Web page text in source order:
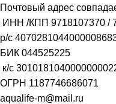
Почтовый адрес
ИНН /КПП 9718107370 /
р/с
БИК 044525225
к/с
ОГРН 1187746686071
aqualife-m@mail.ru